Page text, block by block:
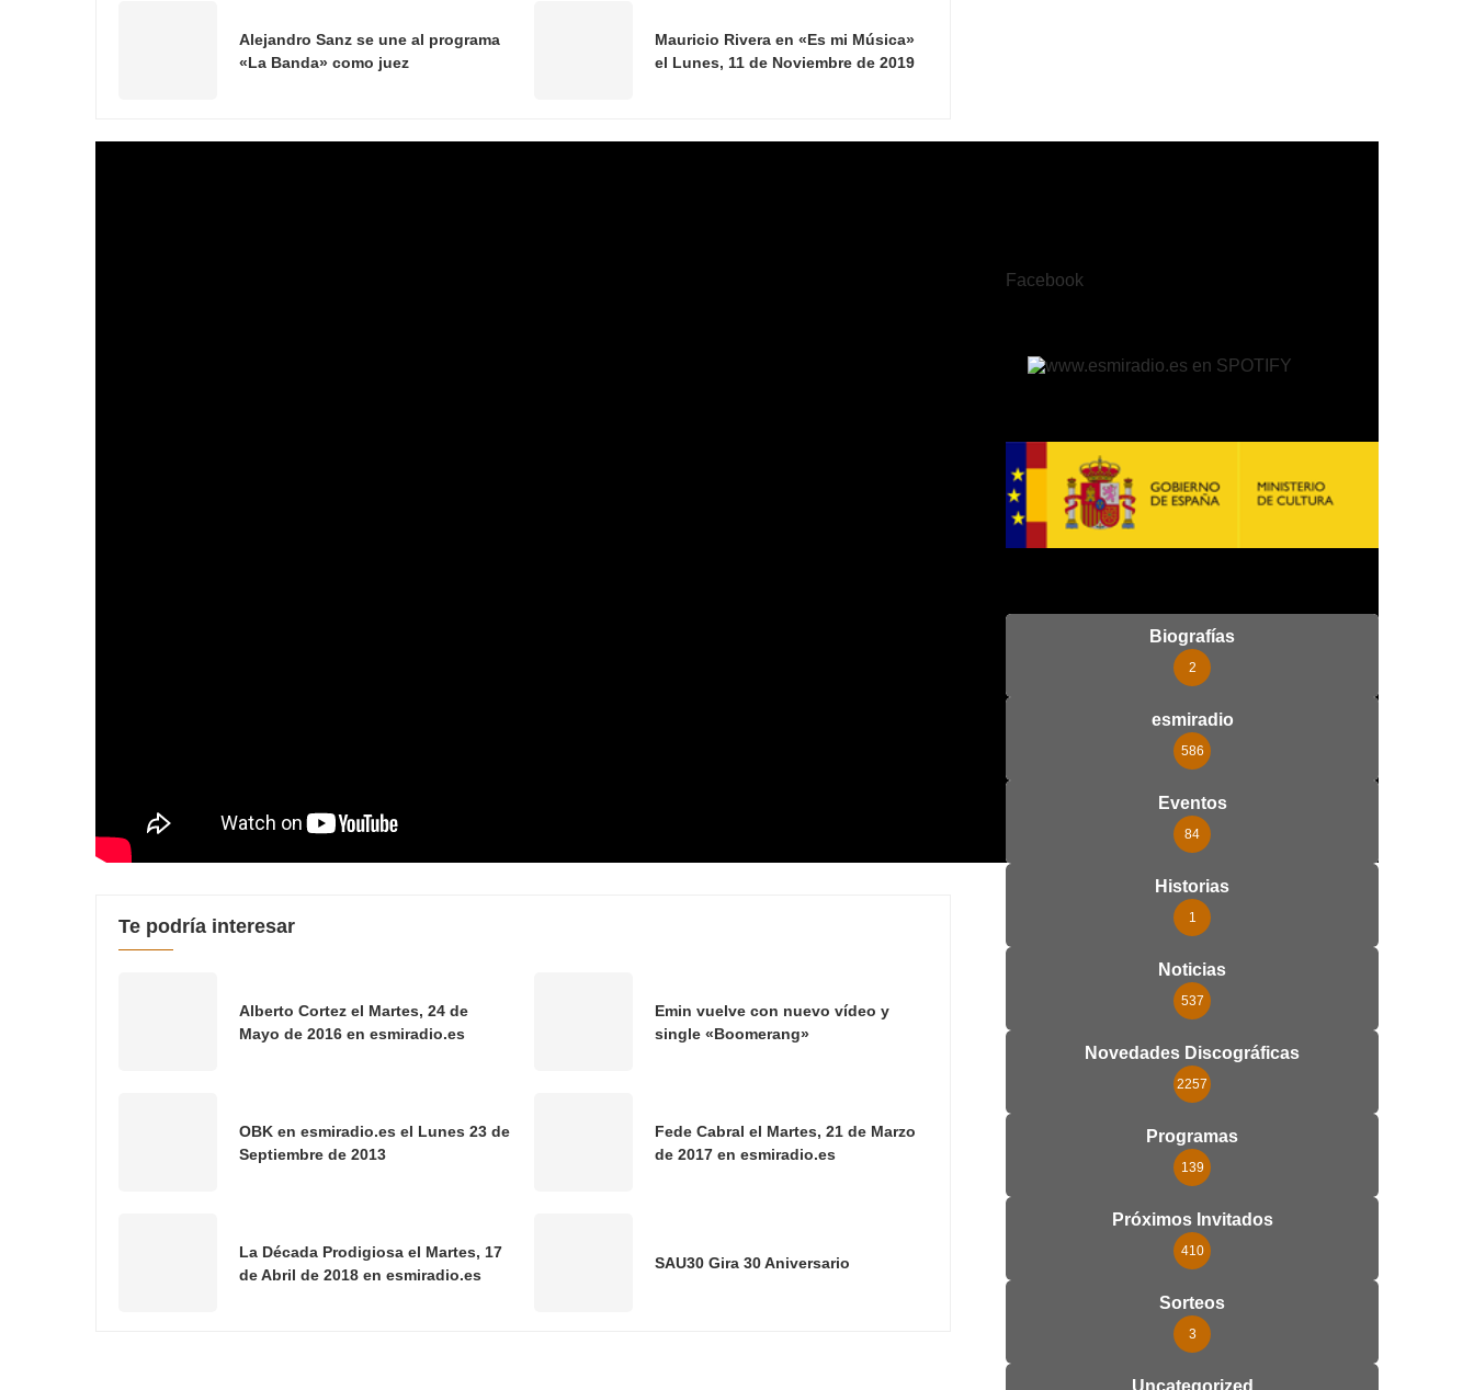
Alejandro Sanz se une al programa
«La Banda» como juez
Mauricio Rivera en «Es mi Música»
el Lunes, 11 de Noviembre de 2019
Te podría interesar
Alberto Cortez el Martes, 24 de
Mayo de 2016 en esmiradio.es
Emin vuelve con nuevo vídeo y
single «Boomerang»
OBK en esmiradio.es el Lunes 23 de
Septiembre de 2013
Fede Cabral el Martes, 21 de Marzo
de 2017 en esmiradio.es
La Década Prodigiosa el Martes, 17
de Abril de 2018 en esmiradio.es
SAU30 Gira 30 Aniversario
Facebook
Biografías
2
esmiradio
586
Eventos
84
Historias
1
Noticias
537
Novedades Discográficas
2257
Programas
139
Próximos Invitados
410
Sorteos
3
Uncategorized